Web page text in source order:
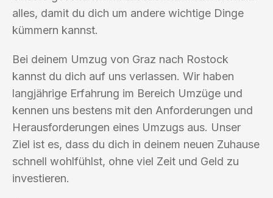
alles, damit du dich um andere wichtige Dinge
kümmern kannst.
Bei deinem Umzug von Graz nach Rostock
kannst du dich auf uns verlassen. Wir haben
langjährige Erfahrung im Bereich Umzüge und
kennen uns bestens mit den Anforderungen und
Herausforderungen eines Umzugs aus. Unser
Ziel ist es, dass du dich in deinem neuen Zuhause
schnell wohlfühlst, ohne viel Zeit und Geld zu
investieren.